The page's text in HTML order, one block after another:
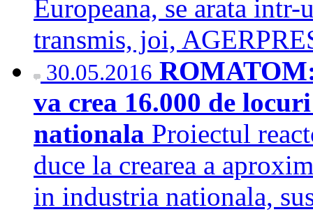
Europeana, se arata
transmis, joi,
30.05.2016
va crea 16.000 de
nationala Proiectul
duce la crearea a
in industria nationala,